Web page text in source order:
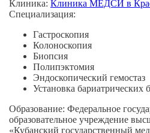
Клиника: Клиника МЕДСИ в
Специализация:
Гастроскопия
Колоноскопия
Биопсия
Полипэктомия
Эндоскопический гемостаз
Установка бариатрических
Образование: Федеральное
образовательное учреждение
«Кубанский государственный